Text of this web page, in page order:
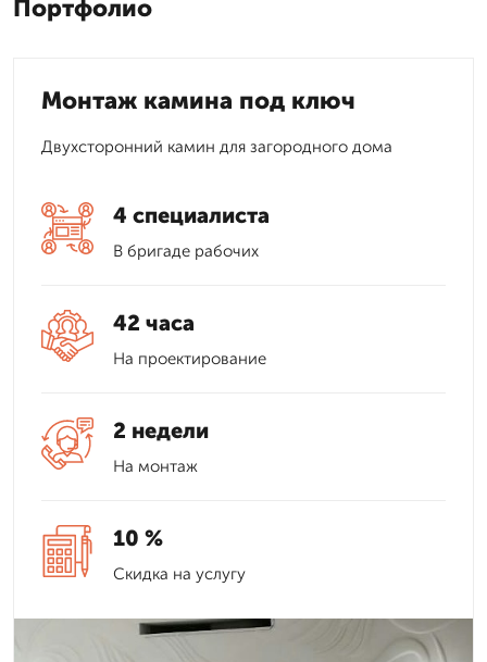
Портфолио
Монтаж камина под ключ
Двухсторонний камин для загородного дома
4 специалиста
В бригаде рабочих
42 часа
На проектирование
2 недели
На монтаж
10 %
Скидка на услугу